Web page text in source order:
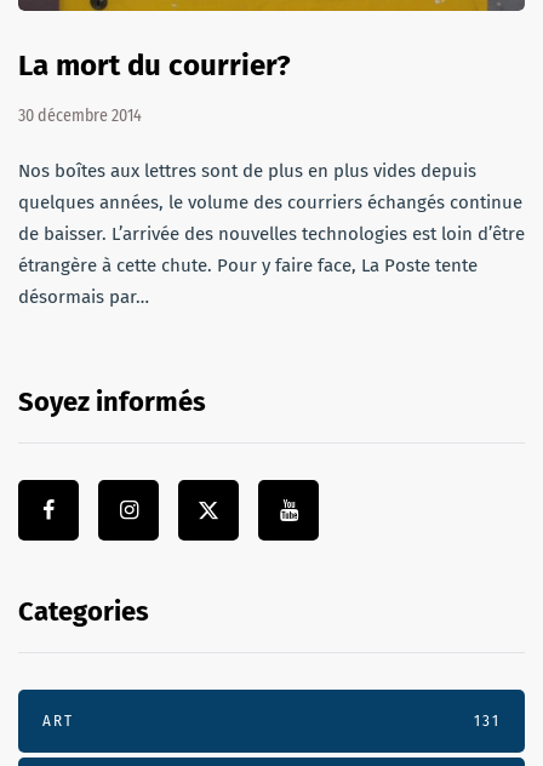
La mort du courrier?
30 décembre 2014
Nos boîtes aux lettres sont de plus en plus vides depuis
quelques années, le volume des courriers échangés continue
de baisser. L’arrivée des nouvelles technologies est loin d’être
étrangère à cette chute. Pour y faire face, La Poste tente
désormais par…
Soyez informés
Categories
ART 131